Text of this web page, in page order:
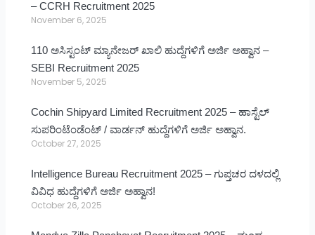
– CCRH Recruitment 2025
November 6, 2025
110 ಅಸಿಸ್ಟಂಟ್ ಮ್ಯಾನೇಜರ್ ಖಾಲಿ ಹುದ್ದೆಗಳಿಗೆ ಅರ್ಜಿ ಅಹ್ವಾನ –
SEBI Recruitment 2025
November 5, 2025
Cochin Shipyard Limited Recruitment 2025 – ಹಾಸ್ಟೆಲ್
ಸುಪರಿಂಟೆಂಡೆಂಟ್ / ವಾರ್ಡನ್ ಹುದ್ದೆಗಳಿಗೆ ಅರ್ಜಿ ಅಹ್ವಾನ.
October 27, 2025
Intelligence Bureau Recruitment 2025 – ಗುಪ್ತಚರ ದಳದಲ್ಲಿ
ವಿವಿಧ ಹುದ್ದೆಗಳಿಗೆ ಅರ್ಜಿ ಅಹ್ವಾನ!
October 26, 2025